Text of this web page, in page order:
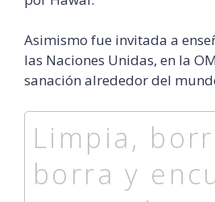
Asimismo fue invitada a
las Naciones Unidas, en la
sanación alrededor del
Limpia,
borra y